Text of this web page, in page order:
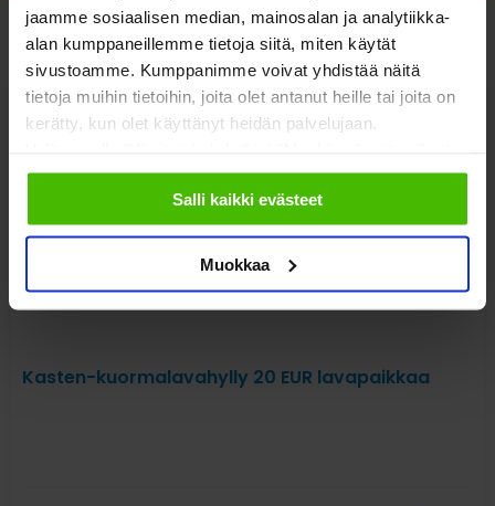
jaamme sosiaalisen median, mainosalan ja analytiikka-
alan kumppaneillemme tietoja siitä, miten käytät
sivustoamme. Kumppanimme voivat yhdistää näitä
tietoja muihin tietoihin, joita olet antanut heille tai joita on
kerätty, kun olet käyttänyt heidän palvelujaan.
sallimiisi evästeisiin.
Salli kaikki evästeet
Muokkaa
Katso myös nämä
Kasten-kuormalavahylly 20 EUR lavapaikkaa